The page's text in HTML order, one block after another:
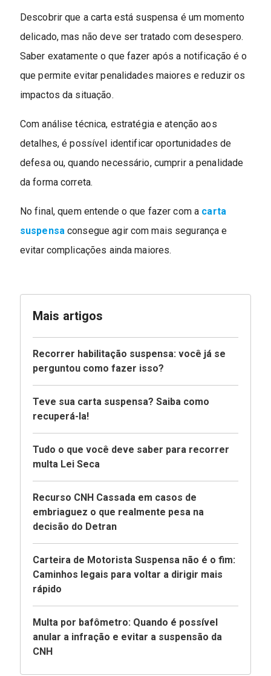
Descobrir que a carta está suspensa é um momento
delicado, mas não deve ser tratado com desespero.
Saber exatamente o que fazer após a notificação é o
que permite evitar penalidades maiores e reduzir os
impactos da situação.
Com análise técnica, estratégia e atenção aos
detalhes, é possível identificar oportunidades de
defesa ou, quando necessário, cumprir a penalidade
da forma correta.
No final, quem entende o que fazer com a carta
suspensaconsegue agir com mais segurança e
evitar complicações ainda maiores.
Mais artigos
Recorrer habilitação suspensa: você já se
perguntou como fazer isso?
Teve sua carta suspensa? Saiba como
recuperá-la!
Tudo o que você deve saber para recorrer
multa Lei Seca
Recurso CNH Cassada em casos de
embriaguez o que realmente pesa na
decisão do Detran
Carteira de Motorista Suspensa não é o fim:
Caminhos legais para voltar a dirigir mais
rápido
Multa por bafômetro: Quando é possível
anular a infração e evitar a suspensão da
CNH